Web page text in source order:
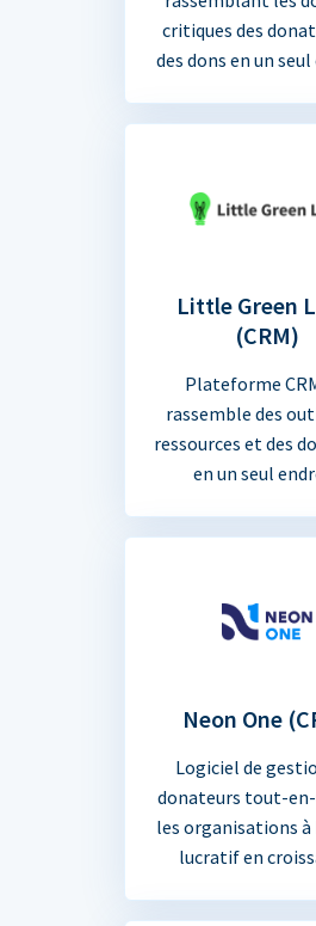
critiques des
des dons en un
Little Green
(CRM)
Plateforme
rassemble des
ressources et des
en un seul
Neon One
Logiciel de
donateurs tout-
les organisations
lucratif en